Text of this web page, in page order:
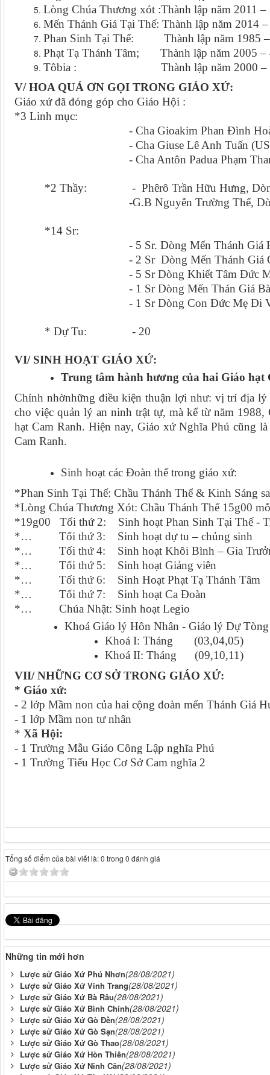
Lòng Chúa Thương xót :Thành lập năm 2011
Mến Thánh Giá Tại Thế: Thành lập năm 2014
Phan Sinh Tại Thế: Thành lập năm 1985 –
Phạt Tạ Thánh Tâm; Thành lập năm 2005 –
Tôbia : Thành lập năm 2000 –
V/ HOA QUẢ ƠN GỌI TRONG GIÁO XỨ:
Giáo xứ đã đóng góp cho Giáo Hội :
*3 Linh mục:
- Cha Gioakim Phan Đình Hoài
- Cha Giuse Lê Anh Tuấn
- Cha Antôn Padua Phạm Thanh
*2 Thầy: - Phêrô Trần Hữu Hưng, Dòng
-G.B Nguyễn Trường Thế, Dòng
*14 Sr:
- 5 Sr. Dòng Mến Thánh Giá
- 2 Sr Dòng Mến Thánh Giá
- 5 Sr Dòng Khiết Tâm Đức
- 1 Sr Dòng Mến Thán Giá Bà
- 1 Sr Dòng Con Đức Mẹ Đi
* Dự Tu: - 20
VI/ SINH HOẠT GIÁO XỨ:
Trung tâm hành hương của hai Giáo hạt
Chính nhờnhững điều kiện thuận lợi như: vị trí địa
cho việc quản lý an ninh trật tự, mà kể từ năm
hạt Cam Ranh. Hiện nay, Giáo xứ Nghĩa Phú cũng
Cam Ranh.
Sinh hoạt các Đoàn thể trong giáo xứ:
*Phan Sinh Tại Thế: Chầu Thánh Thể & Kinh Sáng
*Lòng Chúa Thương Xót: Chầu Thánh Thể 15g00
*19g00 Tối thứ 2: Sinh hoạt Phan Sinh Tại Thế -
*… Tối thứ 3: Sinh hoạt dự tu – chủng sinh
*… Tối thứ 4: Sinh hoạt Khôi Bình – Gia
*… Tối thứ 5: Sinh hoạt Giảng viên
*… Tối thứ 6: Sinh Hoạt Phạt Tạ Thánh Tâm
*… Tối thứ 7: Sinh hoạt Ca Đoàn
*… Chúa Nhật: Sinh hoạt Legio
Khoá Giáo lý Hôn Nhân - Giáo lý Dự
Khoá I: Tháng (03,04,05)
Khoá II: Tháng (09,10,11)
VII/ NHỮNG CƠ SỞ TRONG GIÁO XỨ:
* Giáo xứ:
- 2 lớp Mầm non của hai cộng đoàn mến Thánh Giá
- 1 lớp Mầm non tư nhân
* Xã Hội:
- 1 Trường Mẫu Giáo Công Lập nghĩa Phú
- 1 Trường Tiểu Học Cơ Sở Cam nghĩa 2
Tổng số điểm của bài viết là: 0 trong 0 đánh giá
Những tin mới hơn
Lược sử Giáo Xứ Phú Nhơn(28/08/2021)
Lược sử Giáo Xứ Vinh Trang(28/08/2021)
Lược sử Giáo Xứ Bà Râu(28/08/2021)
Lược sử Giáo Xứ Bình Chính(28/08/2021)
Lược sử Giáo Xứ Gò Đền(28/08/2021)
Lược sử Giáo Xứ Gò Sạn(28/08/2021)
Lược sử Giáo Xứ Gò Thao(28/08/2021)
Lược sử Giáo Xứ Hòn Thiên(28/08/2021)
Lược sử Giáo Xứ Ninh Căn(28/08/2021)